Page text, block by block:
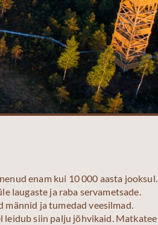
enam kui 10 000 aasta jooksul.
laugaste ja raba servametsade.
männid ja tumedad veesilmad.
leidub siin palju jõhvikaid. Matkatee